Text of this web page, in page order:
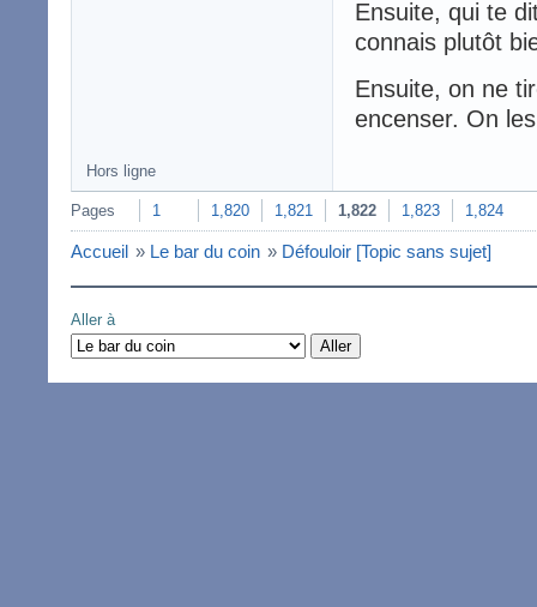
Ensuite, qui te
connais plutôt
Ensuite, on ne
encenser. On
Hors ligne
Pages 1 1,820 1,821 1,822 1,823 1,824
Accueil » Le bar du coin » Défouloir [Topic sans sujet]
Aller à